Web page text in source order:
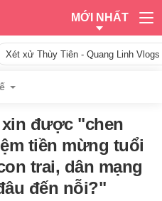
MỚI NHẤT
Xét xử Thùy Tiên - Quang Linh
được "chen
tiền mừng tuổi
trai, dân mạng
đến nỗi?"